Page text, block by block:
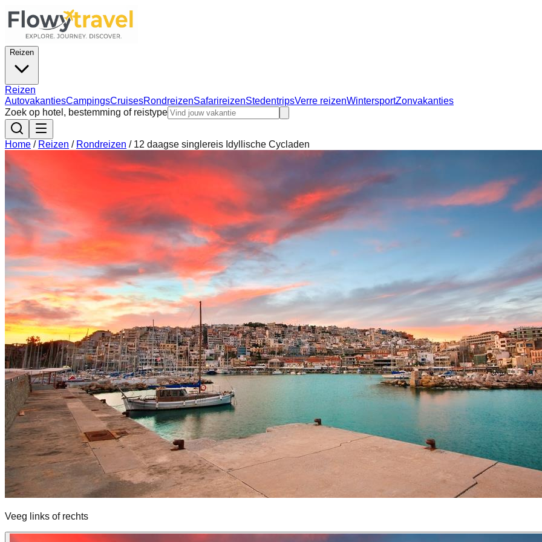
Reizen
Reizen
AutovakantiesCampingsCruisesRondreizenSafarireizenStedentripsVerre reizenWintersportZonvakanties
Zoek op hotel, bestemming of reistype
Home / Reizen / Rondreizen / 12 daagse singlereis Idyllische Cycladen
Veeg links of rechts